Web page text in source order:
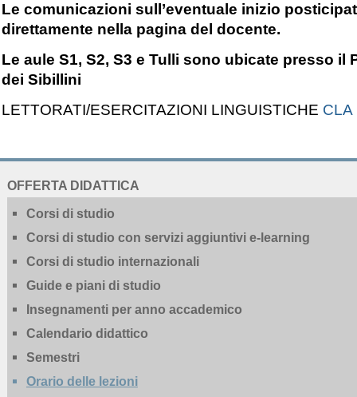
Le comunicazioni sull’eventuale inizio
direttamente nella pagina del docente.
Le aule S1, S2, S3 e Tulli sono ubicate presso
dei Sibillini
LETTORATI/ESERCITAZIONI LINGUISTICHE CLA
EXTENDED
OFFERTA DIDATTICA
Corsi di studio
Corsi di studio con servizi aggiuntivi e-learning
Corsi di studio internazionali
Guide e piani di studio
Insegnamenti per anno accademico
Calendario didattico
Semestri
Orario delle lezioni